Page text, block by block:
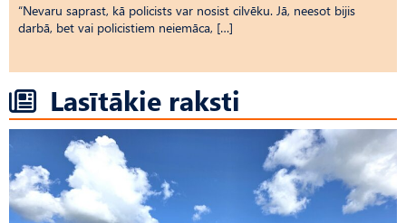
“Nevaru saprast, kā policists var nosist cilvēku. Jā, neesot bijis
darbā, bet vai policistiem neiemāca, […]
Lasītākie raksti